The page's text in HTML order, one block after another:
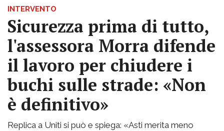
INTERVENTO
Sicurezza prima di tutto,
l'assessora Morra difende
il lavoro per chiudere i
buchi sulle strade: «Non
è definitivo»
Replica a Uniti si può e spiega: «Asti merita meno